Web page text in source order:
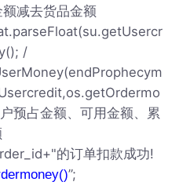
减去货品金额
/
预占金额、可用金额、累
的订单扣款成功!
”;